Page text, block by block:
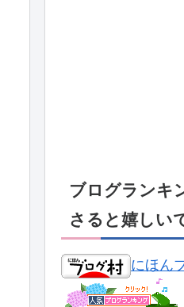
ブログランキ
さると嬉しい
にほん